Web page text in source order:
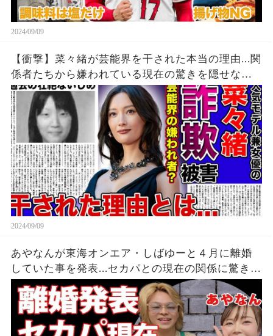
2024/09/09
【衝撃】菜々緒が芸能界を干された本当の理由...関
係者たちから嫌われている現在の驚きを隠せな
い！！詐欺被害にまで遭っている衝撃の現在...過去
の壮絶ないじめに一同驚愕！！
2024/09/09
あやなんが東海オンエア・しばゆーと４月に離婚
していた事を発表...セカパとの現在の関係に驚きを
隠せない...『しばゆー＆あやなん』夫婦の精神崩壊
した現在がヤバい...